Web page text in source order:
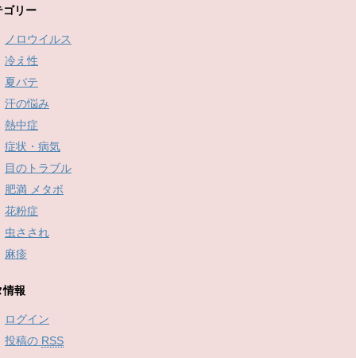
ゴリー
ノロウイルス
冷え性
夏バテ
汗の悩み
熱中症
症状・病気
目のトラブル
肥満 メタボ
花粉症
虫さされ
麻疹
情報
ログイン
投稿の RSS